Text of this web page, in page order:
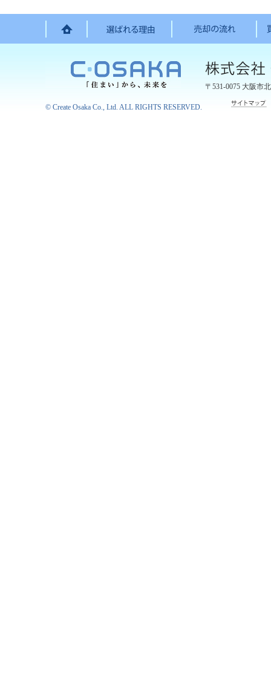
〒531-0075 大阪市
© Create Osaka Co., Ltd. ALL RIGHTS RESERVED.